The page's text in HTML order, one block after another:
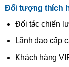
Đối tượng thích
Đối tác chiến
Lãnh đạo cấp
Khách hàng